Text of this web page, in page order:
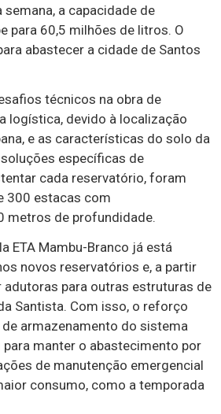
semana, a capacidade de
para 60,5 milhões de litros. O
abastecer a cidade de Santos
técnicos na obra de
logística, devido à localização
e as características do solo da
específicas de
cada reservatório, foram
300 estacas com
metros de profundidade.
ETA Mambu-Branco já está
novos reservatórios e, a partir
adutoras para outras estruturas de
Santista. Com isso, o reforço
armazenamento do sistema
manter o abastecimento por
de manutenção emergencial
consumo, como a temporada